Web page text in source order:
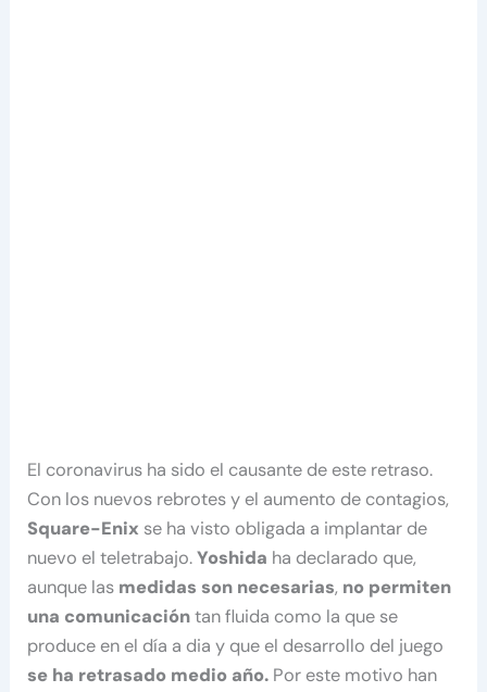
El coronavirus ha sido el causante de este retraso.
Con los nuevos rebrotes y el aumento de contagios,
Square-Enix se ha visto obligada a implantar de
nuevo el teletrabajo.Yoshida ha declarado que,
aunque las medidas son necesarias, no permiten
una comunicacióntan fluida como la que se
produce en el día a dia y que el desarrollo del juego
se ha retrasado medio año. Por este motivo han